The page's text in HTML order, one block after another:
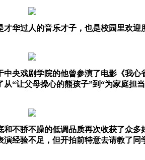
才华过人的音乐才子，也是校园里欢
央戏剧学院的他曾参演了电影《我
从“让父母操心的熊孩子”到“为家庭担
和不骄不躁的低调品质再次收获了众多
经验不足，但开拍前特意去请教了